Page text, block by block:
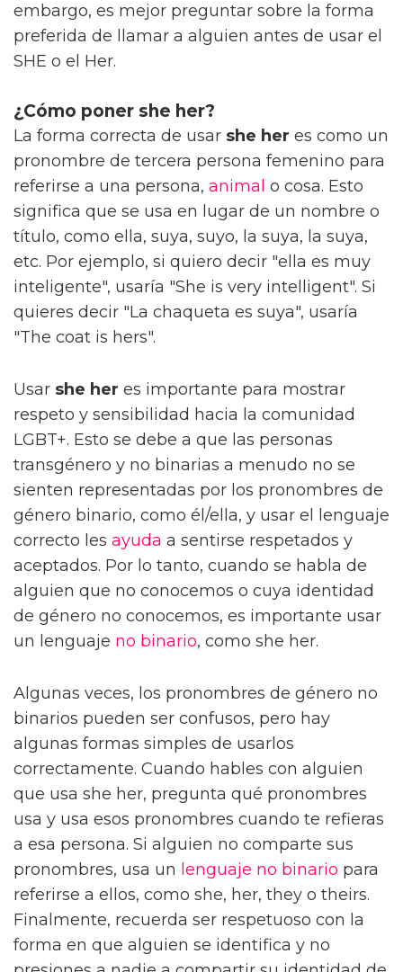
embargo, es mejor preguntar sobre la forma
preferida de llamar a alguien antes de usar el
SHE o el Her.
¿Cómo poner she her?
La forma correcta de usar she her es como un
pronombre de tercera persona femenino para
referirse a una persona, animal o cosa. Esto
significa que se usa en lugar de un nombre o
título, como ella, suya, suyo, la suya, la suya,
etc. Por ejemplo, si quiero decir "ella es muy
inteligente", usaría "She is very intelligent". Si
quieres decir "La chaqueta es suya", usaría
"The coat is hers".
Usar she her es importante para mostrar
respeto y sensibilidad hacia la comunidad
LGBT+. Esto se debe a que las personas
transgénero y no binarias a menudo no se
sienten representadas por los pronombres de
género binario, como él/ella, y usar el lenguaje
correcto les ayuda a sentirse respetados y
aceptados. Por lo tanto, cuando se habla de
alguien que no conocemos o cuya identidad
de género no conocemos, es importante usar
un lenguaje no binario, como she her.
Algunas veces, los pronombres de género no
binarios pueden ser confusos, pero hay
algunas formas simples de usarlos
correctamente. Cuando hables con alguien
que usa she her, pregunta qué pronombres
usa y usa esos pronombres cuando te refieras
a esa persona. Si alguien no comparte sus
pronombres, usa un lenguaje no binario para
referirse a ellos, como she, her, they o theirs.
Finalmente, recuerda ser respetuoso con la
forma en que alguien se identifica y no